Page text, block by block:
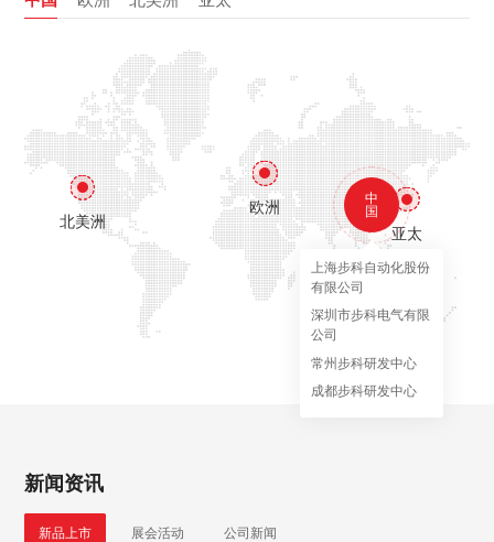
中
国
上海步科自动化股份
有限公司
深圳市步科电气有限
公司
常州步科研发中心
成都步科研发中心
欧洲
北美洲
亚太
新闻资讯
新品上市 展会活动 公司新闻